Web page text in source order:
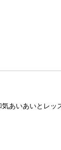
あいあいとレ